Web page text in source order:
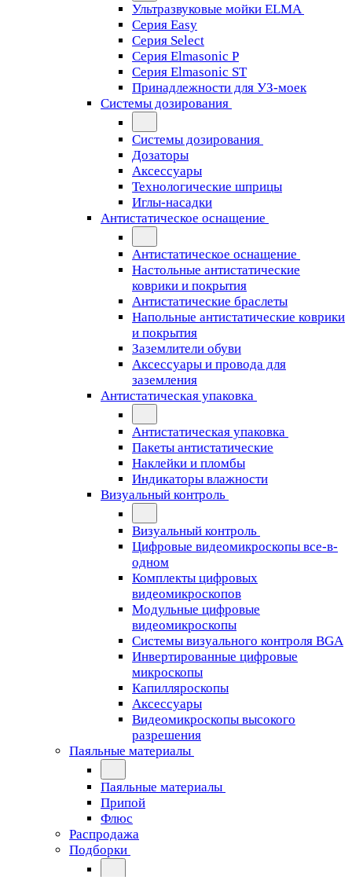
Ультразвуковые мойки ELMA
Серия Easy
Серия Select
Серия Elmasonic P
Серия Elmasonic ST
Принадлежности для УЗ-моек
Системы дозирования
Системы дозирования
Дозаторы
Аксессуары
Технологические шприцы
Иглы-насадки
Антистатическое оснащение
Антистатическое оснащение
Настольные антистатические
коврики и покрытия
Антистатические браслеты
Напольные антистатические коврики
и покрытия
Заземлители обуви
Аксессуары и провода для
заземления
Антистатическая упаковка
Антистатическая упаковка
Пакеты антистатические
Наклейки и пломбы
Индикаторы влажности
Визуальный контроль
Визуальный контроль
Цифровые видеомикроскопы все-в-
одном
Комплекты цифровых
видеомикроскопов
Модульные цифровые
видеомикроскопы
Cистемы визуального контроля BGA
Инвертированные цифровые
микроскопы
Капилляроскопы
Аксессуары
Видеомикроскопы высокого
разрешения
Паяльные материалы
Паяльные материалы
Припой
Флюс
Распродажа
Подборки